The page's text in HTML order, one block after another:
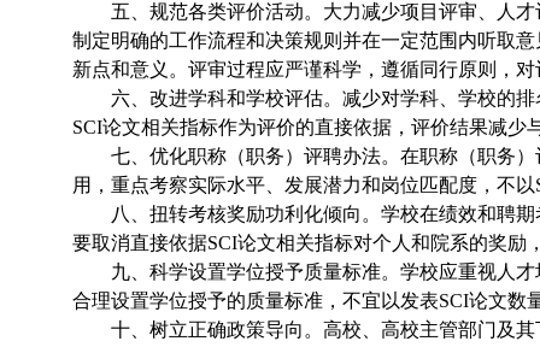
五、规范各类评价活动。大力减少项目评审、人才
制定明确的工作流程和决策规则并在一定范围内听取
新点和意义。评审过程应严谨科学，遵循同行原则，
六、改进学科和学校评估。减少对学科、学校的排
SCI论文相关指标作为评价的直接依据，评价结果减
七、优化职称（职务）评聘办法。在职称（职务）
用，重点考察实际水平、发展潜力和岗位匹配度，不
八、扭转考核奖励功利化倾向。学校在绩效和聘期
要取消直接依据SCI论文相关指标对个人和院系的奖励
九、科学设置学位授予质量标准。学校应重视人才
合理设置学位授予的质量标准，不宜以发表SCI论文
十、树立正确政策导向。高校、高校主管部门及其